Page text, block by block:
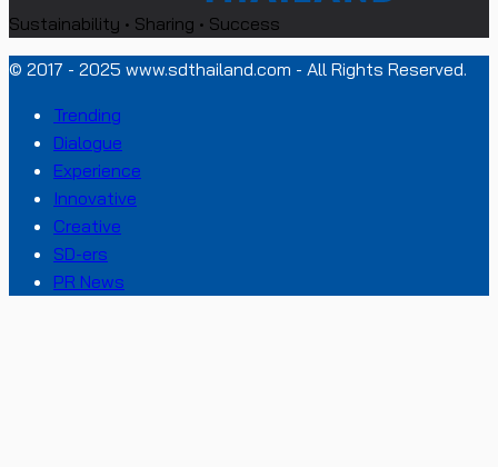
Sustainability • Sharing • Success
© 2017 - 2025 www.sdthailand.com - All Rights Reserved.
Trending
Dialogue
Experience
Innovative
Creative
SD-ers
PR News